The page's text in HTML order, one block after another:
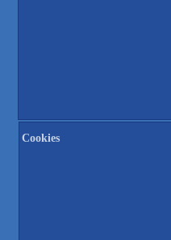
Cookies